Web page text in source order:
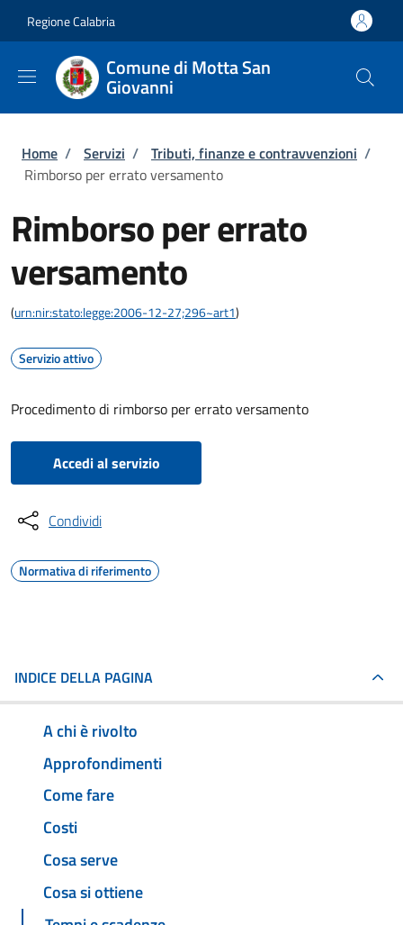
Regione Calabria
Comune di Motta San
Giovanni
Briciole di pane
Home / Servizi / Tributi, finanze e contravvenzioni /
Rimborso per errato versamento
Rimborso per errato
versamento
(urn:nir:stato:legge:2006-12-27;296~art1)
Servizio attivo
Procedimento di rimborso per errato versamento
Accedi al servizio
Condividi
Normativa di riferimento
INDICE DELLA PAGINA
A chi è rivolto
Approfondimenti
Come fare
Costi
Cosa serve
Cosa si ottiene